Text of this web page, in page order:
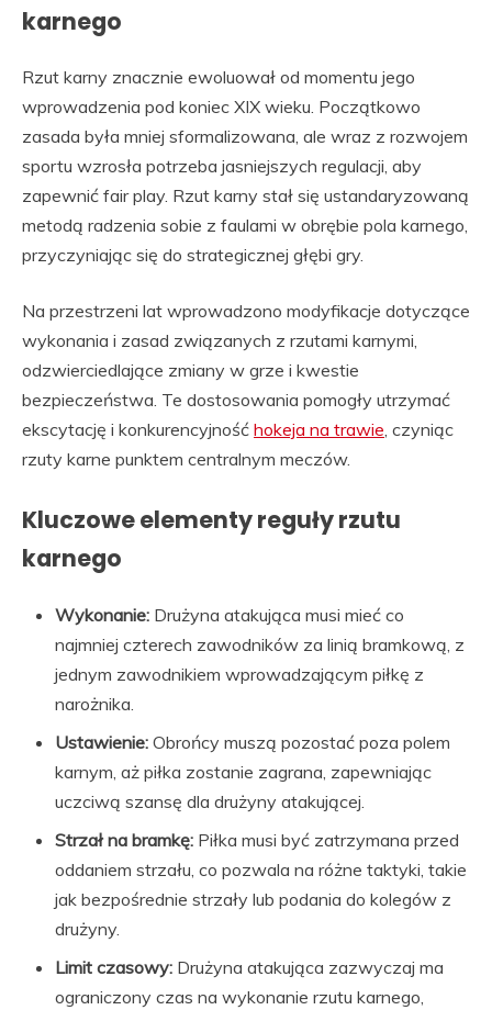
karnego
Rzut karny znacznie ewoluował od momentu jego
wprowadzenia pod koniec XIX wieku. Początkowo
zasada była mniej sformalizowana, ale wraz z rozwojem
sportu wzrosła potrzeba jasniejszych regulacji, aby
zapewnić fair play. Rzut karny stał się ustandaryzowaną
metodą radzenia sobie z faulami w obrębie pola karnego,
przyczyniając się do strategicznej głębi gry.
Na przestrzeni lat wprowadzono modyfikacje dotyczące
wykonania i zasad związanych z rzutami karnymi,
odzwierciedlające zmiany w grze i kwestie
bezpieczeństwa. Te dostosowania pomogły utrzymać
ekscytację i konkurencyjność hokeja na trawie, czyniąc
rzuty karne punktem centralnym meczów.
Kluczowe elementy reguły rzutu
karnego
Wykonanie: Drużyna atakująca musi mieć co
najmniej czterech zawodników za linią bramkową, z
jednym zawodnikiem wprowadzającym piłkę z
narożnika.
Ustawienie: Obrońcy muszą pozostać poza polem
karnym, aż piłka zostanie zagrana, zapewniając
uczciwą szansę dla drużyny atakującej.
Strzał na bramkę: Piłka musi być zatrzymana przed
oddaniem strzału, co pozwala na różne taktyki, takie
jak bezpośrednie strzały lub podania do kolegów z
drużyny.
Limit czasowy: Drużyna atakująca zazwyczaj ma
ograniczony czas na wykonanie rzutu karnego,